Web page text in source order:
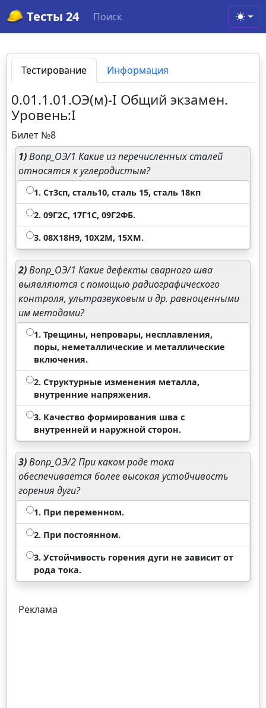
Тесты 24 Поиск
Тестирование Информация
0.01.1.01.ОЭ(м)-I Общий экзамен.
Уровень:I
Билет №8
1)Вопр_ОЭ/1 Какие из перечисленных сталей
относятся к углеродистым?
1. Ст3сп, сталь10, сталь 15, сталь 18кп
2. 09Г2С, 17Г1С, 09Г2ФБ.
3. 08Х18Н9, 10Х2М, 15ХМ.
2)Вопр_ОЭ/1 Какие дефекты сварного шва
выявляются с помощью радиографического
контроля, ультразвуковым и др. равноценными
им методами?
1. Трещины, непровары, несплавления,
поры, неметаллические и металлические
включения.
2. Структурные изменения металла,
внутренние напряжения.
3. Качество формирования шва с
внутренней и наружной сторон.
3)Вопр_ОЭ/2 При каком роде тока
обеспечивается более высокая устойчивость
горения дуги?
1. При переменном.
2. При постоянном.
3. Устойчивость горения дуги не зависит от
рода тока.
Реклама